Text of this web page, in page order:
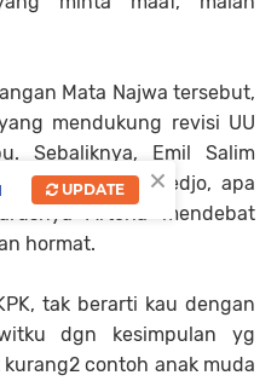
Mata Najwa tersebut,
mendukung revisi UU
Sebaliknya, Emil Salim
Sudjiwo Tedjo, apa
Arteria mendebat
hormat.
tak berarti kau dengan
dgn kesimpulan yg
contoh anak muda
×
UPDATE